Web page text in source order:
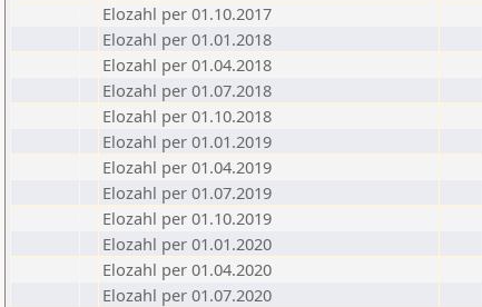
Elozahl per 01.10.2017
Elozahl per 01.01.2018
Elozahl per 01.04.2018
Elozahl per 01.07.2018
Elozahl per 01.10.2018
Elozahl per 01.01.2019
Elozahl per 01.04.2019
Elozahl per 01.07.2019
Elozahl per 01.10.2019
Elozahl per 01.01.2020
Elozahl per 01.04.2020
Elozahl per 01.07.2020